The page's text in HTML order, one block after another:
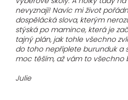
nevyznají! Navíc mi život
dospělácká slova, kterým
stýská po mamince, která je
tajný plán, jak tohle všechno
do toho nepřiplete burunduk a
moc těším, až vám to všechno
Julie